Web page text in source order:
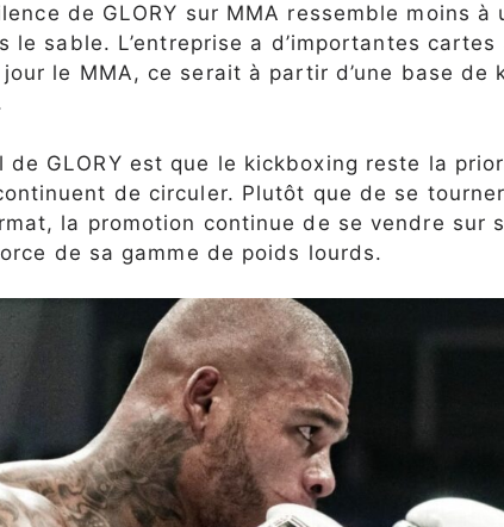
de GLORY sur MMA ressemble moins à
le sable. L’entreprise a d’importantes
jour le MMA, ce serait à partir d’une base de
de GLORY est que le kickboxing reste la
de circuler. Plutôt que de se
la promotion continue de se vendre sur
de sa gamme de poids lourds.